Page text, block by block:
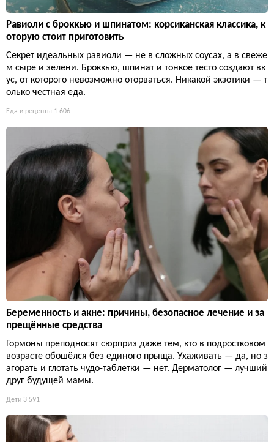
Равиоли с броккью и шпинатом: корсиканская классика, к
оторую стоит приготовить
Секрет идеальных равиоли — не в сложных соусах, а в свеже
м сыре и зелени. Броккью, шпинат и тонкое тесто создают вк
ус, от которого невозможно оторваться. Никакой экзотики — т
олько честная еда.
Еда и рецепты 1 606
Беременность и акне: причины, безопасное лечение и за
прещённые средства
Гормоны преподносят сюрприз даже тем, кто в подростковом
возрасте обошёлся без единого прыща. Ухаживать — да, но з
агорать и глотать чудо-таблетки — нет. Дерматолог — лучший
друг будущей мамы.
Дети 3 591